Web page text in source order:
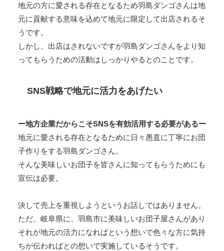
地元の方に愛される存在となるため羽島ダンゴさんは地
元に貢献する意味を込めて地元に限定して出店されるそ
うです。
しかし、出店はされないですが羽島ダンゴさんをより知
ってもらうための活動はしっかりやるとのことです。
SNS戦略で地元に活力をあげたい
ー地方企業だからこそSNSを有効活用する必要があるー
地元に愛される存在となるために日々愚直に丁寧にお団
子作りをする羽島ダンゴさん。
そんな美味しいお団子を皆さんに知ってもらうためにも
宣伝は必要。
決して売上を重視しようというお話しではありません。
ただ、岐阜県に、羽島市に美味しいお団子屋さんがあり
それが地元の活力になればという想いで色々な方に気持
ちが伝わればとの想いで実施しているそうです。